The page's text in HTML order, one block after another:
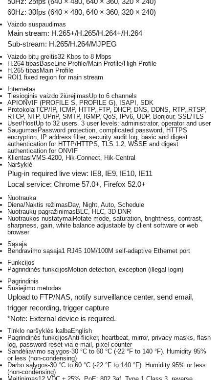
60Hz: 30fps (640 × 480, 640 × 360, 320 × 240)
Vaizdo suspaudimas
Main stream: H.265+/H.265/H.264+/H.264
Sub-stream: H.265/H.264/MJPEG
Vaizdo bitų greitis32 Kbps to 8 Mbps
H.264 tipasBaseLine Profile/Main Profile/High Profile
H.265 tipasMain Profile
ROI1 fixed region for main stream
Internetas
Tiesioginis vaizdo žiūrėjimasUp to 6 channels
APIONVIF (PROFILE S, PROFILE G), ISAPI, SDK
ProtokolaiTCP/IP, ICMP, HTTP, FTP, DHCP, DNS, DDNS, RTP, RTSP,
RTCP, NTP, UPnP, SMTP, IGMP, QoS, IPv6, UDP, Bonjour, SSL/TLS
User/HostUp to 32 users. 3 user levels: administrator, operator and user
SaugumasPassword protection, complicated password, HTTPS
encryption, IP address filter, security audit log, basic and digest
authentication for HTTP/HTTPS, TLS 1.2, WSSE and digest
authentication for ONVIF
KlientasiVMS-4200, Hik-Connect, Hik-Central
Naršyklė
Plug-in required live view: IE8, IE9, IE10, IE11
Local service: Chrome 57.0+, Firefox 52.0+
Nuotrauka
Diena/Naktis režimasDay, Night, Auto, Schedule
Nuotraukų pagražinimasBLC, HLC, 3D DNR
Nuotraukos nustatymaiRotate mode, saturation, brightness, contrast,
sharpness, gain, white balance adjustable by client software or web
browser
Sąsaja
Bendravimo sąsaja1 RJ45 10M/100M self-adaptive Ethernet port
Funkcijos
Pagrindinės funkcijosMotion detection, exception (illegal login)
Pagrindinis
Susiejimo metodas
Upload to FTP/NAS, notify surveillance center, send email,
trigger recording, trigger capture
*Note: External device is required.
Tinklo naršyklės kalbaEnglish
Pagrindinės funkcijosAnti-flicker, heartbeat, mirror, privacy masks, flash
log, password reset via e-mail, pixel counter
Sandėliavimo sąlygos-30 °C to 60 °C (-22 °F to 140 °F). Humidity 95%
or less (non-condensing)
Darbo sąlygos-30 °C to 60 °C (-22 °F to 140 °F). Humidity 95% or less
(non-condensing)